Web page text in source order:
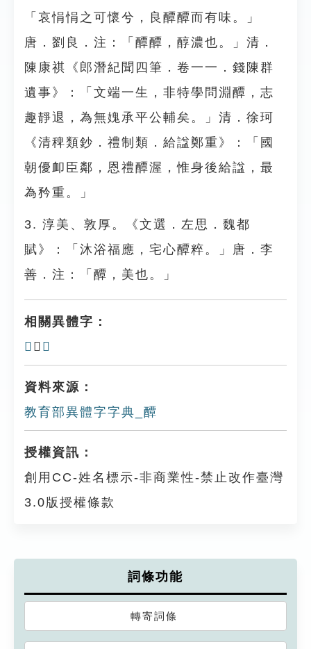
「哀悁悁之可懷兮，良醰醰而有味。」
唐．劉良．注：「醰醰，醇濃也。」清．
陳康祺《郎潛紀聞四筆．卷一一．錢陳群
遺事》：「文端一生，非特學問淵醰，志
趣靜退，為無媿承平公輔矣。」清．徐珂
《清稗類鈔．禮制類．給諡鄭重》：「國
朝優卹臣鄰，恩禮醰渥，惟身後給諡，最
為矜重。」
3. 淳美、敦厚。《文選．左思．魏都
賦》：「沐浴福應，宅心醰粹。」唐．李
善．注：「醰，美也。」
相關異體字：
𨤌 、 㽑
資料來源：
教育部異體字字典_醰
授權資訊：
創用CC-姓名標示-非商業性-禁止改作臺灣
3.0版授權條款
詞條功能
轉寄詞條